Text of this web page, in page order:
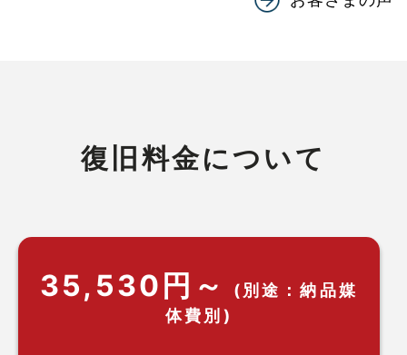
復旧料金について
35,530円～
(別途：納品媒
体費別)